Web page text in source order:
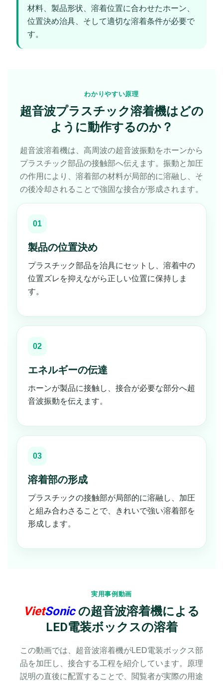
材料、製品形状、溶着位置に合わせたホーン、
位置決め治具、そして適切な溶着条件が必要で
す。
わかりやすい原理
超音波プラスチック溶着機はどの
ように動作するのか？
超音波溶着機は、高周波の超音波振動をホーンから
プラスチック部品の接触部へ伝えます。振動と加圧
の作用により、溶着部の材料が局部的に溶融し、そ
の後冷却されることで強固な接合が形成されます。
01
製品の位置決め
プラスチック部品を治具にセットし、溶着中の
位置ズレを抑えながら正しい位置に保持しま
す。
02
エネルギーの伝達
ホーンが製品に接触し、接合が必要な部分へ超
音波振動を伝えます。
03
溶着部の形成
プラスチックの接触部が局部的に溶融し、加圧
と組み合わさることで、きれいで強い溶着部を
形成します。
実用事例動画
VietSonicの超音波溶着機による
LED電装ボックスの溶着
この動画では、超音波溶着機がLED電装ボックス部
品を加圧し、接合する工程を紹介しています。原理
説明の直後に配置することで、閲覧者が実際の用途